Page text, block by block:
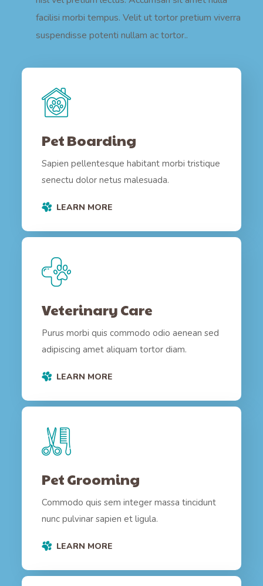
facilisi morbi tempus. Velit ut tortor pretium viverra
suspendisse potenti nullam ac tortor..
Pet Boarding
Sapien pellentesque habitant morbi tristique
senectu dolor netus malesuada.
LEARN MORE
Veterinary Care
Purus morbi quis commodo odio aenean sed
adipiscing amet aliquam tortor diam.
LEARN MORE
Pet Grooming
Commodo quis sem integer massa tincidunt
nunc pulvinar sapien et ligula.
LEARN MORE